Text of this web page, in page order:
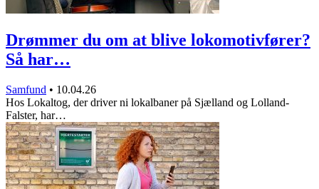
Drømmer du om at blive lokomotivfører?
Så har…
Samfund • 10.04.26
Hos Lokaltog, der driver ni lokalbaner på Sjælland og Lolland-
Falster, har…